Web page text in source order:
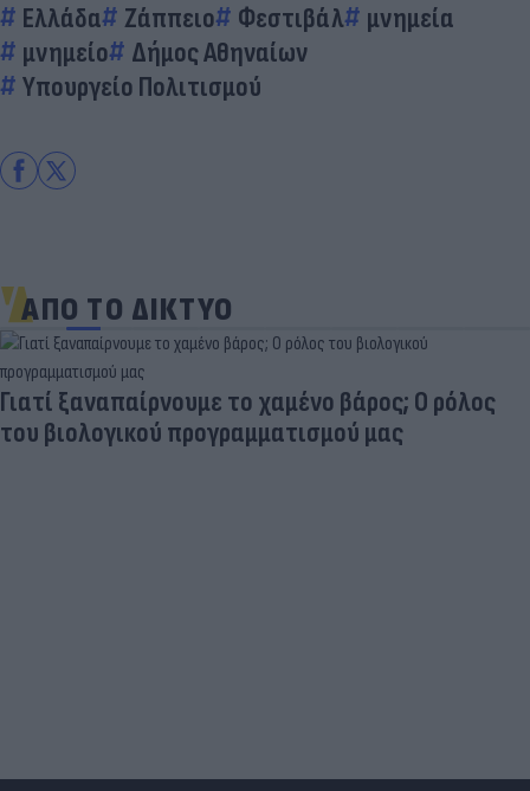
Ελλάδα Ζάππειο Φεστιβάλ
μνημεία
μνημείο
Δήμος Αθηναίων
Υπουργείο Πολιτισμού
ΑΠΟ ΤΟ ΔΙΚΤΥΟ
Γιατί ξαναπαίρνουμε το χαμένο βάρος; Ο ρόλος
του βιολογικού προγραμματισμού μας